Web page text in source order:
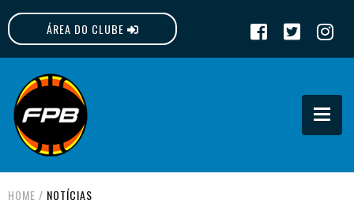
ÁREA DO CLUBE
FPB
HOME / NOTÍCIAS